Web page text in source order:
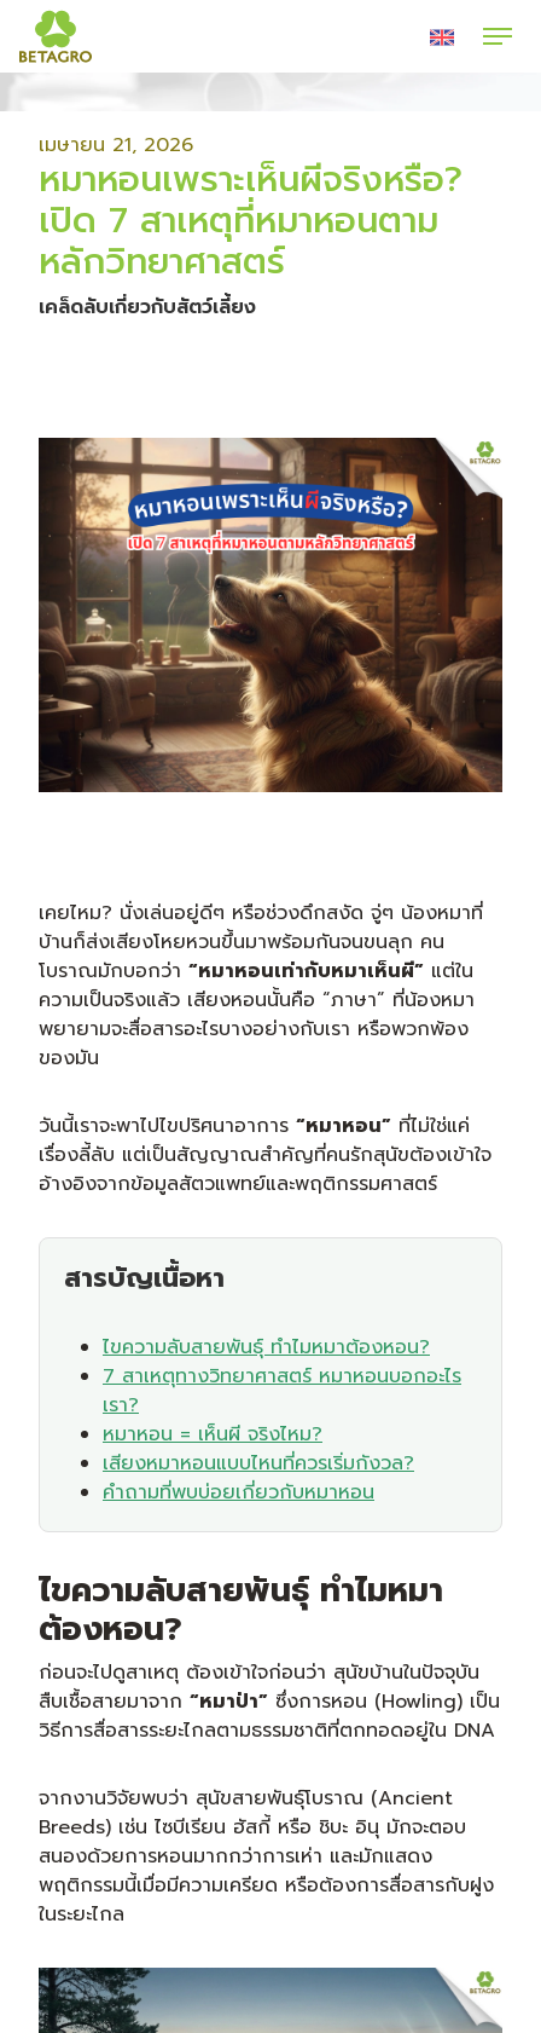
เมษายน 21, 2026
หมาหอนเพราะเห็นผีจริงหรือ?
เปิด 7 สาเหตุที่หมาหอนตาม
หลักวิทยาศาสตร์
เคล็ดลับเกี่ยวกับสัตว์เลี้ยง
เคยไหม? นั่งเล่นอยู่ดีๆ หรือช่วงดึกสงัด จู่ๆ น้องหมาที่
บ้านก็ส่งเสียงโหยหวนขึ้นมาพร้อมกันจนขนลุก คน
โบราณมักบอกว่า “หมาหอนเท่ากับหมาเห็นผี” แต่ใน
ความเป็นจริงแล้ว เสียงหอนนั้นคือ “ภาษา” ที่น้องหมา
พยายามจะสื่อสารอะไรบางอย่างกับเรา หรือพวกพ้อง
ของมัน
วันนี้เราจะพาไปไขปริศนาอาการ “หมาหอน” ที่ไม่ใช่แค่
เรื่องลี้ลับ แต่เป็นสัญญาณสำคัญที่คนรักสุนัขต้องเข้าใจ
อ้างอิงจากข้อมูลสัตวแพทย์และพฤติกรรมศาสตร์
สารบัญเนื้อหา
ไขความลับสายพันธุ์ ทำไมหมาต้องหอน?
7 สาเหตุทางวิทยาศาสตร์ หมาหอนบอกอะไร
เรา?
หมาหอน = เห็นผี จริงไหม?
เสียงหมาหอนแบบไหนที่ควรเริ่มกังวล?
คำถามที่พบบ่อยเกี่ยวกับหมาหอน
ไขความลับสายพันธุ์ ทำไมหมา
ต้องหอน?
ก่อนจะไปดูสาเหตุ ต้องเข้าใจก่อนว่า สุนัขบ้านในปัจจุบัน
สืบเชื้อสายมาจาก “หมาป่า” ซึ่งการหอน (Howling) เป็น
วิธีการสื่อสารระยะไกลตามธรรมชาติที่ตกทอดอยู่ใน DNA
จากงานวิจัยพบว่า สุนัขสายพันธุ์โบราณ (Ancient
Breeds) เช่น ไซบีเรียน ฮัสกี้ หรือ ชิบะ อินุ มักจะตอบ
สนองด้วยการหอนมากกว่าการเห่า และมักแสดง
พฤติกรรมนี้เมื่อมีความเครียด หรือต้องการสื่อสารกับฝูง
ในระยะไกล